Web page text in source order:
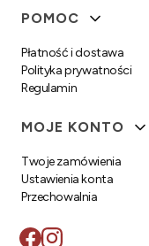
POMOC
Płatność i dostawa
Polityka prywatności
Regulamin
MOJE KONTO
Twoje zamówienia
Ustawienia konta
Przechowalnia